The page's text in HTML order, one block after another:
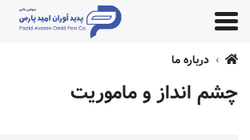
درباره ما
چشم انداز و ماموریت